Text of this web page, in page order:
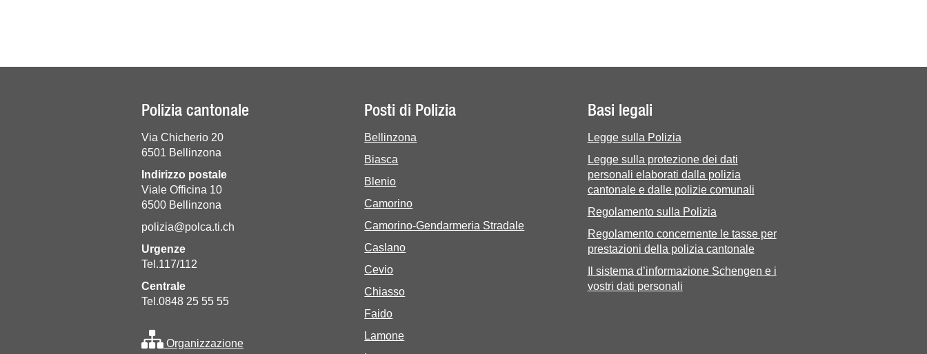
Polizia cantonale
Via Chicherio 20
6501 Bellinzona
Indirizzo postale
Viale Officina 10
6500 Bellinzona
polizia@polca.ti.ch
Urgenze
Tel.117/112
Centrale
Tel.0848 25 55 55
Organizzazione
Posti di Polizia
Bellinzona
Biasca
Blenio
Camorino
Camorino-Gendarmeria Stradale
Caslano
Cevio
Chiasso
Faido
Lamone
Basi legali
Legge sulla Polizia
Legge sulla protezione dei dati
personali elaborati dalla polizia
cantonale e dalle polizie comunali
Regolamento sulla Polizia
Regolamento concernente le tasse per
prestazioni della polizia cantonale
Il sistema d’informazione Schengen e i
vostri dati personali